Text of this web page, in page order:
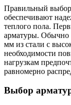
Правильный
обеспечивают
теплого пола.
арматуры. Обычно
мм из стали с
необходимости
нагрузкам
равномерно
Выбор